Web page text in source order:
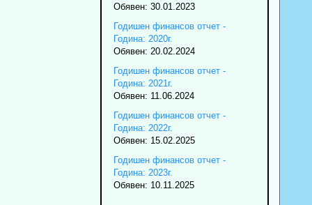
Обявен: 30.01.2023
Годишен финансов отчет -
Година: 2020г.
Обявен: 20.02.2024
Годишен финансов отчет -
Година: 2021г.
Обявен: 11.06.2024
Годишен финансов отчет -
Година: 2022г.
Обявен: 15.02.2025
Годишен финансов отчет -
Година: 2023г.
Обявен: 10.11.2025